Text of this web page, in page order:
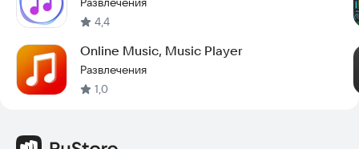
support@yatharthcorporation.com
4,4
Online Music, Music Player
Развлечения
1,0